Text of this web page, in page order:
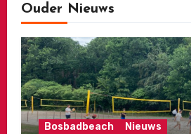
Ouder Nieuws
Bosbadbeach Nieuws